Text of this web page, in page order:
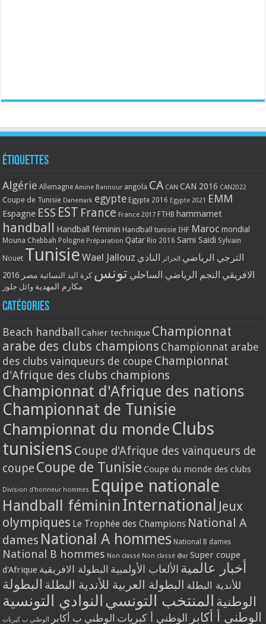
Étiquettes
Algérie Allemagne Amine Bannour angola CA CAN CAN 2016 CAN2022
Coupe de Tunisie Danemark egypte Egypte 2016 Egypte 2021 EMM
Espagne ESS EST France France 2017 FTHB hammamet
handball Handball féminin Handball tunisie IHF Maroc mondial
Mouna Chebbah Pologne Préparation Qatar Rio 2016 Sami Saidi Sylvain
Nouet Tunisie Wael Jallouz الترجي الرياضي الجزائر النادي
الافريقي النجم الرياضي الساحلي تونس كرة اليد النسائية مصر 2016
مكارم المهدية وائل جلوز
Catégories
Beach handball Cahier technique Championnat
arabe des clubs champions Championnat arabe
des clubs vainqueurs de coupe Championnat
d'Afrique des clubs champions
Championnat d'Afrique des nations
Championnat de Tunisie
Championnat du monde Clubs
tunisiens Coupe d'Afrique des vainqueurs de
coupe Coupe de Tunisie Coupe du monde des clubs
Division d'honneur hommes Equipe nationale
Handball féminin International Jeux
olympiques Le Trophée des Champions National A
dames National A hommes National B dames
National B hommes Non classé Non classé @ar Super coupe
d'Afrique
أخبار عالمية الألعاب الأولمبية البطولة الافريقية
للأندية البطلة البطولة العربية للأندية البطلة البطولة
الوطنية المنتخب التونسي النوادي التونسية
الوطني أ أكابر الوطني أ كبريات الوطني ب أكابر الوطني ب كبريات